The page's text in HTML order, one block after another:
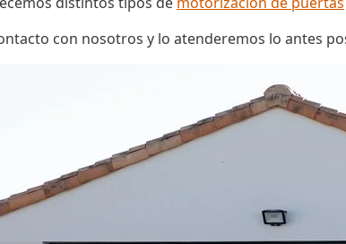
con nosotros y lo atenderemos lo antes